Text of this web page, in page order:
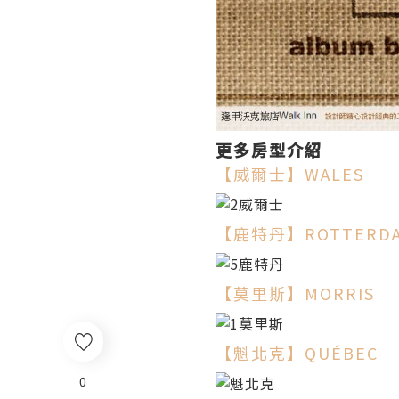
0
更多房型介紹
【威爾士】WALES
【鹿特丹】
【莫里斯】MORRIS
【魁北克】QUÉBEC